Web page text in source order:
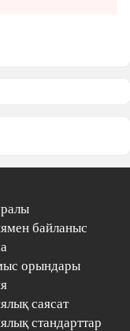
байланыс
орындары
саясат
стандарттар